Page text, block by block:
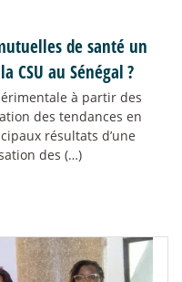
de santé un
CSU au Sénégal?
à partir des
des tendances en
résultats d’une
des (…)